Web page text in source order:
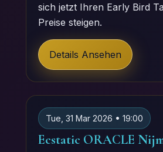
sich jetzt Ihren Early Bird
Preise steigen.
Details Ansehen
Tue, 31 Mar 2026 • 19:00
Ecstatic ORACLE